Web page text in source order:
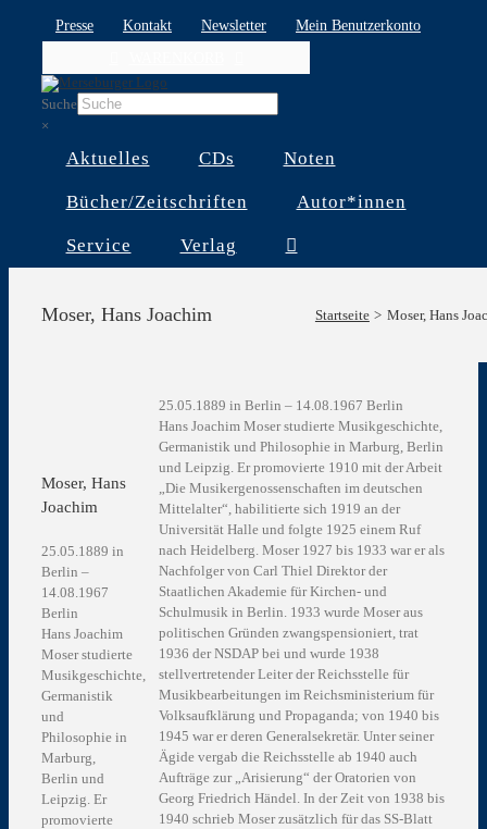
Presse Kontakt Newsletter
Mein Benutzerkonto
Suche
×
Aktuelles CDs Noten
Bücher/Zeitschriften Autor*innen
Service Verlag
Moser, Hans Joachim Startseite Moser, Hans
25.05.1889 in Berlin – 14.08.1967 Berlin
Hans Joachim Moser studierte Musikgeschichte,
Germanistik und Philosophie in Marburg, Berlin
und Leipzig. Er promovierte 1910 mit der Arbeit
„Die Musikergenossenschaften im deutschen
Mittelalter“, habilitierte sich 1919 an der
Universität Halle und folgte 1925 einem Ruf
nach Heidelberg. Moser 1927 bis 1933 war er als
Nachfolger von Carl Thiel Direktor der
Staatlichen Akademie für Kirchen- und
Schulmusik in Berlin. 1933 wurde Moser aus
politischen Gründen zwangspensioniert, trat
1936 der NSDAP bei und wurde 1938
stellvertretender Leiter der Reichsstelle für
Musikbearbeitungen im Reichsministerium für
Volksaufklärung und Propaganda; von 1940 bis
1945 war er deren Generalsekretär. Unter seiner
Ägide vergab die Reichsstelle ab 1940 auch
Aufträge zur „Arisierung“ der Oratorien von
Georg Friedrich Händel. In der Zeit von 1938 bis
1940 schrieb Moser zusätzlich für das SS-Blatt
Moser, Hans
Joachim
25.05.1889 in
Berlin –
14.08.1967
Berlin
Hans Joachim
Moser studierte
Musikgeschichte,
Germanistik
und
Philosophie in
Marburg,
Berlin und
Leipzig. Er
promovierte